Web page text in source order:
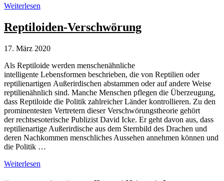
Reichstagsbrand
Weiterlesen
Reptiloiden-Verschwörung
17. März 2020
Als Reptiloide werden menschenähnliche
intelligente Lebensformen beschrieben, die von Reptilien oder
reptilienartigen Außerirdischen abstammen oder auf andere Weise
reptilienähnlich sind. Manche Menschen pflegen die Überzeugung,
dass Reptiloide die Politik zahlreicher Länder kontrollieren. Zu den
prominentesten Vertretern dieser Verschwörungstheorie gehört
der rechtsesoterische Publizist David Icke. Er geht davon aus, dass
reptilienartige Außerirdische aus dem Sternbild des Drachen und
deren Nachkommen menschliches Aussehen annehmen können und
die Politik …
Reptiloiden-
Weiterlesen